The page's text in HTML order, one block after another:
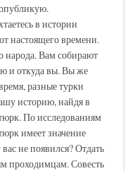
в истории
настоящего времени.
народа. Вам собирают
и откуда вы. Вы же
разные турки
историю, найдя в
По исследованиям
имеет значение
не появился? Отдать
проходимцам. Совесть